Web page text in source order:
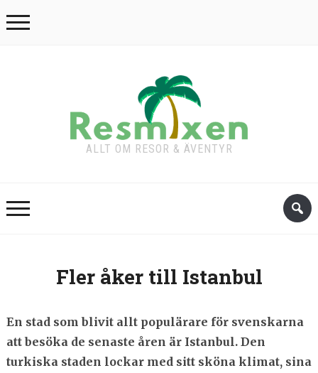
ALLT OM RESOR & ÄVENTYR
Fler åker till Istanbul
En stad som blivit allt populärare för svenskarna
att besöka de senaste åren är Istanbul. Den
turkiska staden lockar med sitt sköna klimat, sina